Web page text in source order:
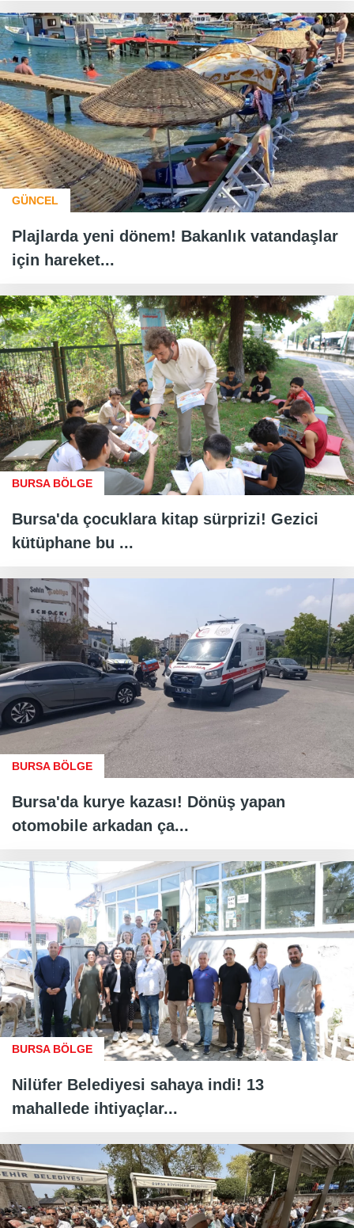
GÜNCEL
Plajlarda yeni dönem! Bakanlık vatandaşlar
için hareket...
BURSA BÖLGE
Bursa'da çocuklara kitap sürprizi! Gezici
kütüphane bu ...
BURSA BÖLGE
Bursa'da kurye kazası! Dönüş yapan
otomobile arkadan ça...
BURSA BÖLGE
Nilüfer Belediyesi sahaya indi! 13
mahallede ihtiyaçlar...